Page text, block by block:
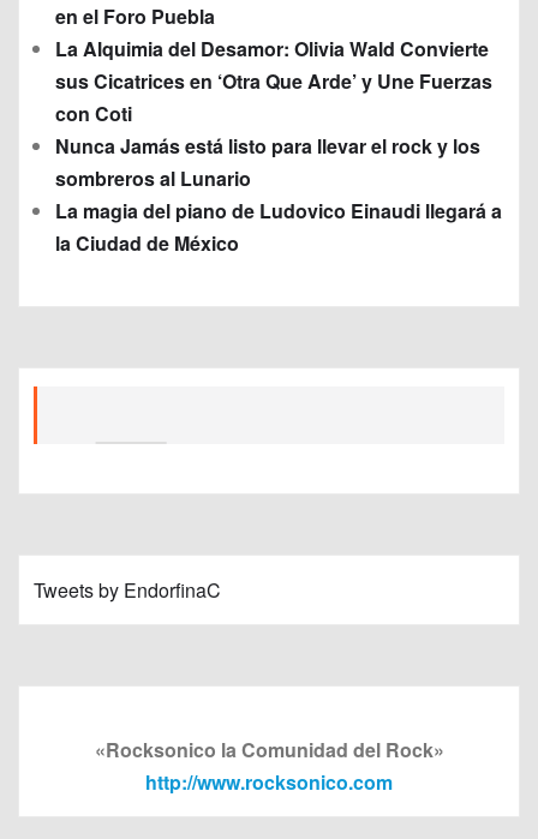
en el Foro Puebla
La Alquimia del Desamor: Olivia Wald Convierte
sus Cicatrices en ‘Otra Que Arde’ y Une Fuerzas
con Coti
Nunca Jamás está listo para llevar el rock y los
sombreros al Lunario
La magia del piano de Ludovico Einaudi llegará a
la Ciudad de México
Tweets by EndorfinaC
«Rocksonico la Comunidad del Rock»
http://www.rocksonico.com